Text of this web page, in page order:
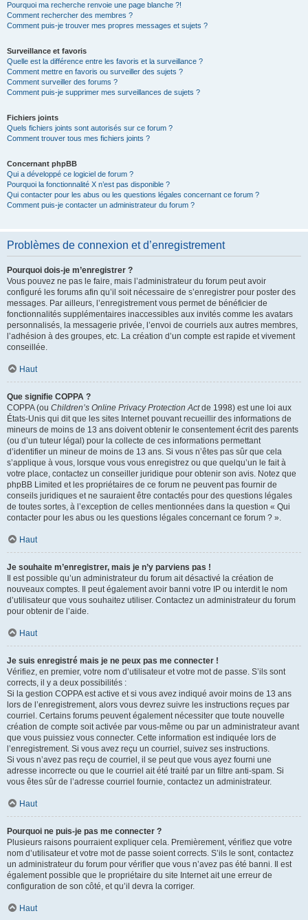
Pourquoi ma recherche renvoie une page blanche ?!
Comment rechercher des membres ?
Comment puis-je trouver mes propres messages et sujets ?
Surveillance et favoris
Quelle est la différence entre les favoris et la surveillance ?
Comment mettre en favoris ou surveiller des sujets ?
Comment surveiller des forums ?
Comment puis-je supprimer mes surveillances de sujets ?
Fichiers joints
Quels fichiers joints sont autorisés sur ce forum ?
Comment trouver tous mes fichiers joints ?
Concernant phpBB
Qui a développé ce logiciel de forum ?
Pourquoi la fonctionnalité X n’est pas disponible ?
Qui contacter pour les abus ou les questions légales concernant ce forum ?
Comment puis-je contacter un administrateur du forum ?
Problèmes de connexion et d’enregistrement
Pourquoi dois-je m’enregistrer ?
Vous pouvez ne pas le faire, mais l’administrateur du forum peut avoir
configuré les forums afin qu’il soit nécessaire de s’enregistrer pour poster des
messages. Par ailleurs, l’enregistrement vous permet de bénéficier de
fonctionnalités supplémentaires inaccessibles aux invités comme les avatars
personnalisés, la messagerie privée, l’envoi de courriels aux autres membres,
l’adhésion à des groupes, etc. La création d’un compte est rapide et vivement
conseillée.
Haut
Que signifie COPPA ?
COPPA (ou Children’s Online Privacy Protection Actde 1998) est une loi aux
États-Unis qui dit que les sites Internet pouvant recueillir des informations de
mineurs de moins de 13 ans doivent obtenir le consentement écrit des parents
(ou d’un tuteur légal) pour la collecte de ces informations permettant
d’identifier un mineur de moins de 13 ans. Si vous n’êtes pas sûr que cela
s’applique à vous, lorsque vous vous enregistrez ou que quelqu’un le fait à
votre place, contactez un conseiller juridique pour obtenir son avis. Notez que
phpBB Limited et les propriétaires de ce forum ne peuvent pas fournir de
conseils juridiques et ne sauraient être contactés pour des questions légales
de toutes sortes, à l’exception de celles mentionnées dans la question « Qui
contacter pour les abus ou les questions légales concernant ce forum ? ».
Haut
Je souhaite m’enregistrer, mais je n’y parviens pas !
Il est possible qu’un administrateur du forum ait désactivé la création de
nouveaux comptes. Il peut également avoir banni votre IP ou interdit le nom
d’utilisateur que vous souhaitez utiliser. Contactez un administrateur du forum
pour obtenir de l’aide.
Haut
Je suis enregistré mais je ne peux pas me connecter !
Vérifiez, en premier, votre nom d’utilisateur et votre mot de passe. S’ils sont
corrects, il y a deux possibilités :
Si la gestion COPPA est active et si vous avez indiqué avoir moins de 13 ans
lors de l’enregistrement, alors vous devrez suivre les instructions reçues par
courriel. Certains forums peuvent également nécessiter que toute nouvelle
création de compte soit activée par vous-même ou par un administrateur avant
que vous puissiez vous connecter. Cette information est indiquée lors de
l’enregistrement. Si vous avez reçu un courriel, suivez ses instructions.
Si vous n’avez pas reçu de courriel, il se peut que vous ayez fourni une
adresse incorrecte ou que le courriel ait été traité par un filtre anti-spam. Si
vous êtes sûr de l’adresse courriel fournie, contactez un administrateur.
Haut
Pourquoi ne puis-je pas me connecter ?
Plusieurs raisons pourraient expliquer cela. Premièrement, vérifiez que votre
nom d’utilisateur et votre mot de passe soient corrects. S’ils le sont, contactez
un administrateur du forum pour vérifier que vous n’avez pas été banni. Il est
également possible que le propriétaire du site Internet ait une erreur de
configuration de son côté, et qu’il devra la corriger.
Haut